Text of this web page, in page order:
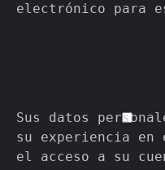
electrónico para
Sus datos
su experiencia
el acceso a su